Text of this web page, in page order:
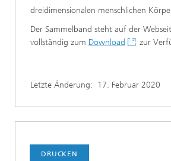
dreidimensionalen menschlichen
Der Sammelband steht auf der
vollständig zum Download zur
Letzte Änderung: 17. Februar 2020
DRUCKEN